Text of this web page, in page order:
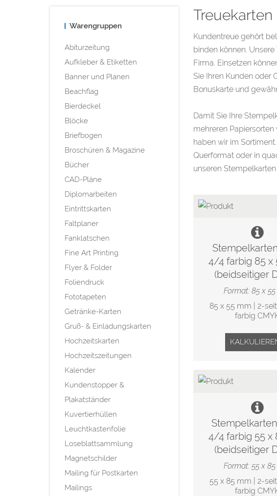
Warengruppen
Abiturzeitung
Aufkleber & Etiketten
Banner und Planen
Beachflag
Bierdeckel
Blöcke
Briefbogen
Broschüren & Magazine
Bücher
CAD-Pläne
Diplomarbeiten
Eintrittskarten
Faltplaner
Fanklatschen
Fine Art Printing
Flyer & Folder
Foliendruck
Fototapeten
Getränke-Karten
Gruß- & Einladungskarten
Hochzeitskarten
Hochzeitszeitungen
Kalender
Kundenstopper &
Plakatständer
Kuvertierhüllen
Leuchtkastenfolie
Loseblattsammlung
Magnetschilder
Mailing für Postkarten
Mailings
Treuekarten
Kundentreue gehört
binden können.
Firma. Einsetzen
Sie Ihren Kunden oder
Bonuskarte und
Damit Sie Ihre
mehreren
haben wir im
Querformat oder in
unseren
4/4 farbig 85 x
(beidseitiger
Format: 85 x
85 x 55 mm | 2-
farbig
4/4 farbig 55 x
(beidseitiger
Format: 55 x
55 x 85 mm | 2-
farbig